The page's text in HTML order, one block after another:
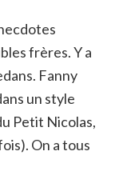
frères. Y a
Fanny
un style
Petit Nicolas,
On a tous